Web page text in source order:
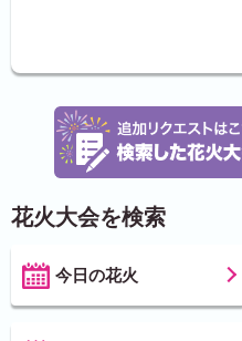
花火大会を検索
今日の花火